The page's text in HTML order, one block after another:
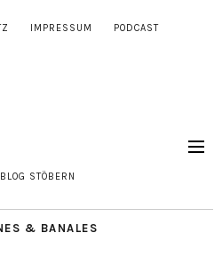
IMPRESSUM PODCAST
STÖBERN
& BANALES